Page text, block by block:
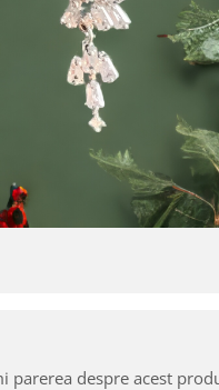
parerea despre acest